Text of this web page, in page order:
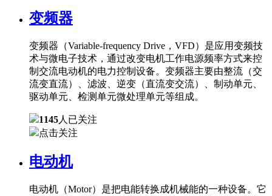
变频器
变频器（Variable-frequency Drive，VFD）是应用变频技
术与微电子技术，通过改变电机工作电源频率方式来控
制交流电动机的电力控制设备。变频器主要由整流（交
流变直流）、滤波、逆变（直流变交流）、制动单元、
驱动单元、检测单元微处理单元等组成。
1145人已关注
点击关注
电动机
电动机（Motor）是把电能转换成机械能的一种设备。它